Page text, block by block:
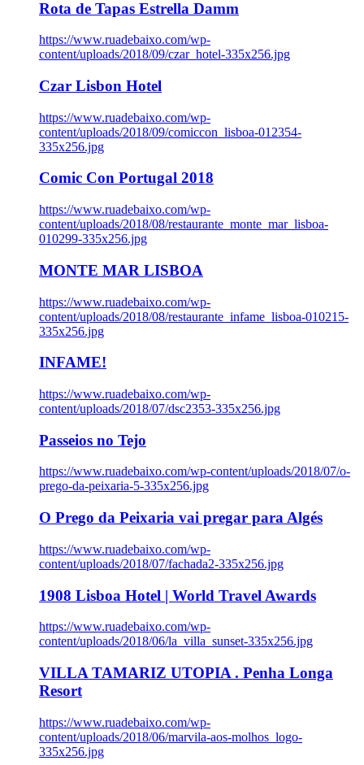
Rota de Tapas Estrella Damm
https://www.ruadebaixo.com/wp-
content/uploads/2018/09/czar_hotel-335x256.jpg
Czar Lisbon Hotel
https://www.ruadebaixo.com/wp-
content/uploads/2018/09/comiccon_lisboa-012354-
335x256.jpg
Comic Con Portugal 2018
https://www.ruadebaixo.com/wp-
content/uploads/2018/08/restaurante_monte_mar_lisboa-
010299-335x256.jpg
MONTE MAR LISBOA
https://www.ruadebaixo.com/wp-
content/uploads/2018/08/restaurante_infame_lisboa-010215-
335x256.jpg
INFAME!
https://www.ruadebaixo.com/wp-
content/uploads/2018/07/dsc2353-335x256.jpg
Passeios no Tejo
https://www.ruadebaixo.com/wp-content/uploads/2018/07/o-
prego-da-peixaria-5-335x256.jpg
O Prego da Peixaria vai pregar para Algés
https://www.ruadebaixo.com/wp-
content/uploads/2018/07/fachada2-335x256.jpg
1908 Lisboa Hotel | World Travel Awards
https://www.ruadebaixo.com/wp-
content/uploads/2018/06/la_villa_sunset-335x256.jpg
VILLA TAMARIZ UTOPIA . Penha Longa
Resort
https://www.ruadebaixo.com/wp-
content/uploads/2018/06/marvila-aos-molhos_logo-
335x256.jpg